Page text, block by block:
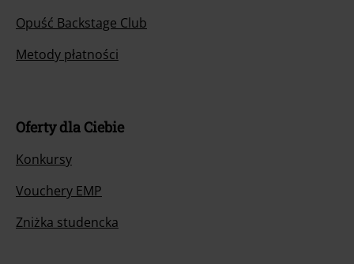
Opuść Backstage Club
Metody płatności
Oferty dla Ciebie
Konkursy
Vouchery EMP
Zniżka studencka